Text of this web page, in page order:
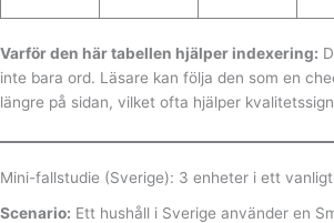
Varför den här tabellen hjälper indexering:
inte bara ord. Läsare kan följa den som en
längre på sidan, vilket ofta hjälper
Mini-fallstudie (Sverige): 3 enheter i ett
Scenario: Ett hushåll i Sverige använder en